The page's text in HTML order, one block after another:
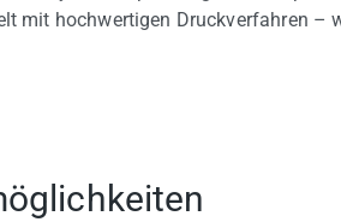
mit hochwertigen Druckverfahren –